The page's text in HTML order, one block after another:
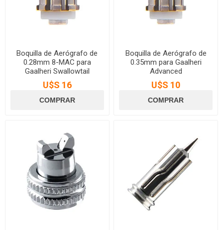
Boquilla de Aerógrafo de
0.28mm 8-MAC para
Gaalheri Swallowtail
U$S 16
Boquilla de Aerógrafo de
0.35mm para Gaalheri
Advanced
U$S 10